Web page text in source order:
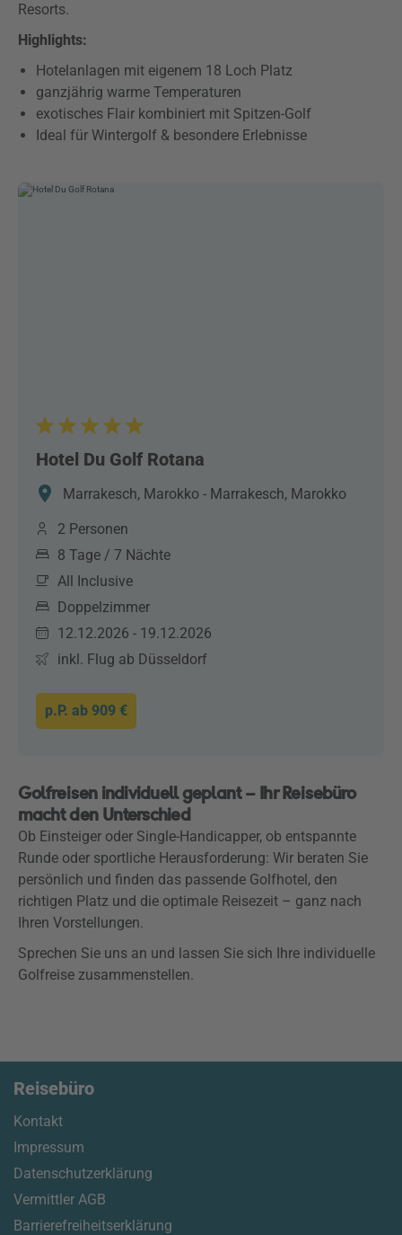
Resorts.
Highlights:
Hotelanlagen mit eigenem 18 Loch Platz
ganzjährig warme Temperaturen
exotisches Flair kombiniert mit Spitzen-Golf
Ideal für Wintergolf & besondere Erlebnisse
Hotel Du Golf Rotana
Marrakesch, Marokko - Marrakesch, Marokko
2 Personen
8 Tage / 7 Nächte
All Inclusive
Doppelzimmer
12.12.2026 - 19.12.2026
inkl. Flug ab Düsseldorf
p.P. ab 909 €
Golfreisen individuell geplant – Ihr Reisebüro
macht den Unterschied
Ob Einsteiger oder Single-Handicapper, ob entspannte
Runde oder sportliche Herausforderung: Wir beraten Sie
persönlich und finden das passende Golfhotel, den
richtigen Platz und die optimale Reisezeit – ganz nach
Ihren Vorstellungen.
Sprechen Sie uns an und lassen Sie sich Ihre individuelle
Golfreise zusammenstellen.
Reisebüro
Kontakt
Impressum
Datenschutzerklärung
Vermittler AGB
Barrierefreiheitserklärung